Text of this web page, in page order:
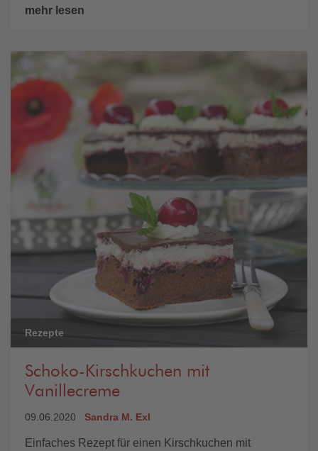
mehr lesen
Rezepte
Schoko-Kirschkuchen mit
Vanillecreme
09.06.2020 Sandra M. Exl
Einfaches Rezept für einen Kirschkuchen mit